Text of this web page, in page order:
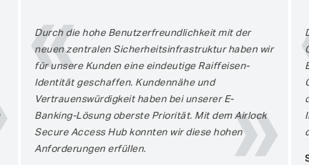
Durch die hohe Benutzerfreundlichkeit mit der
neuen zentralen Sicherheitsinfrastruktur haben wir
für unsere Kunden eine eindeutige Raiffeisen-
Identität geschaffen. Kundennähe und
Vertrauenswürdigkeit haben bei unserer E-
Banking-Lösung oberste Priorität. Mit dem Airlock
Secure Access Hub konnten wir diese hohen
Anforderungen erfüllen.